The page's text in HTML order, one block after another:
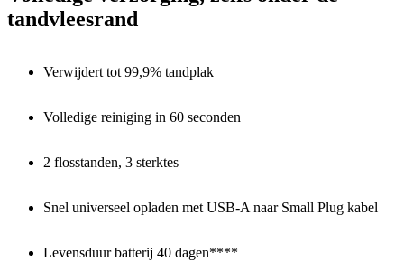
tandvleesrand
Verwijdert tot 99,9% tandplak
Volledige reiniging in 60 seconden
2 flosstanden, 3 sterktes
Snel universeel opladen met USB-A naar Small Plug kabel
Levensduur batterij 40 dagen****